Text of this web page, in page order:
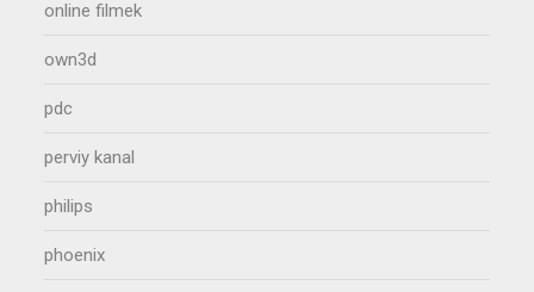
online filmek
own3d
pdc
perviy kanal
philips
phoenix